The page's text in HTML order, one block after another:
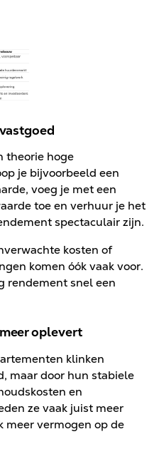
theorie hoge
je bijvoorbeeld een
voeg je met een
toe en verhuur je het
spectaculair zijn.
kosten of
komen óók vaak voor.
rendement snel een
oplevert
klinken
maar door hun stabiele
en
ze vaak juist meer
meer vermogen op de